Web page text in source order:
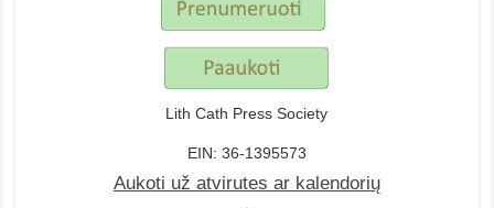
Lith Cath Press Society
EIN: 36-1395573
Aukoti už atvirutes ar kalendorių